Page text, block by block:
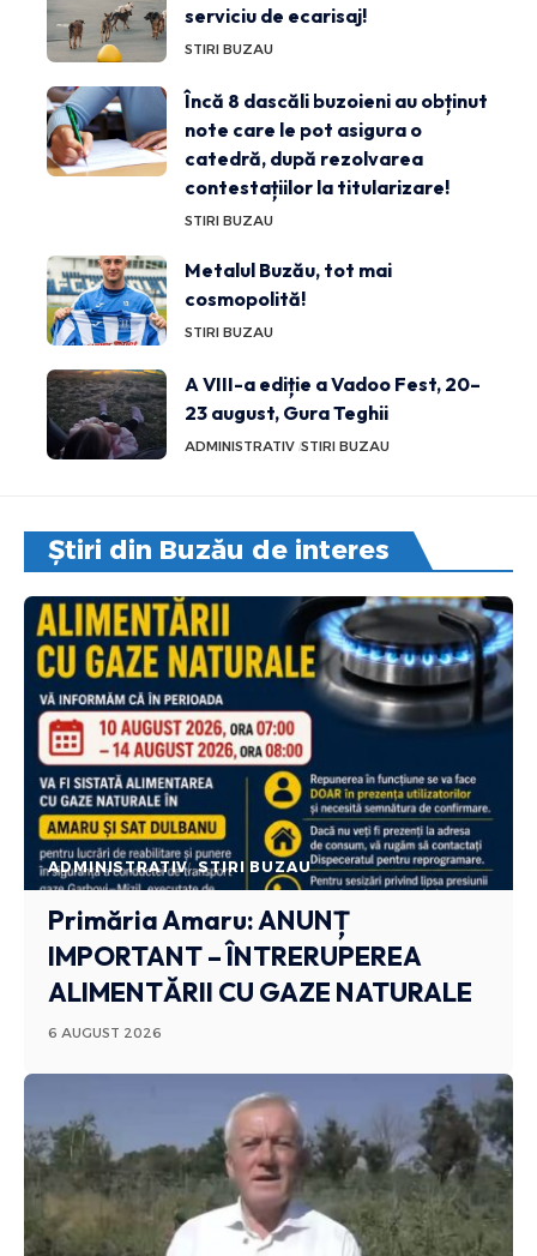
serviciu de ecarisaj!
STIRI BUZAU
Încă 8 dascăli buzoieni au obținut
note care le pot asigura o
catedră, după rezolvarea
contestațiilor la titularizare!
STIRI BUZAU
Metalul Buzău, tot mai
cosmopolită!
STIRI BUZAU
A VIII-a ediție a Vadoo Fest, 20–
23 august, Gura Teghii
ADMINISTRATIV STIRI BUZAU
Știri din Buzău de interes
ADMINISTRATIV STIRI BUZAU
Primăria Amaru: ANUNȚ
IMPORTANT – ÎNTRERUPEREA
ALIMENTĂRII CU GAZE NATURALE
6 AUGUST 2026